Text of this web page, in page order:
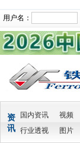
用户名：
资
讯
国内资讯 视频
行业透视
图片